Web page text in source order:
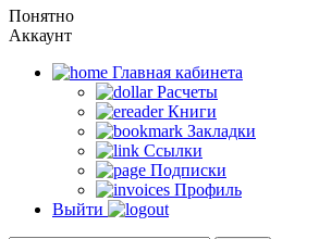
Понятно
Аккаунт
Главная кабинетa
Расчеты
Книги
Закладки
Ссылки
Подписки
Профиль
Выйти